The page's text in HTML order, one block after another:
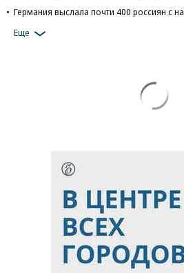
Германия выслала почти 400 россиян с
Еще